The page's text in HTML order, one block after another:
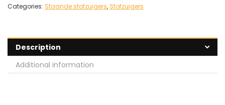
Categories: Staande stofzuigers, Stofzuigers
Description
Additional information